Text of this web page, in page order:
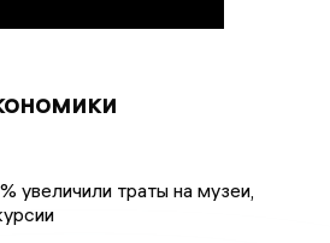
увеличили траты на музеи,